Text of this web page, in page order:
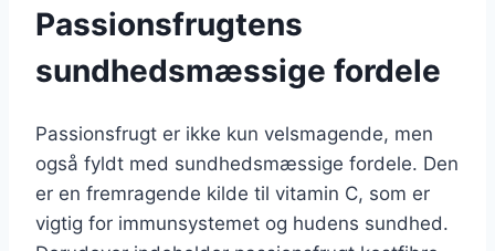
Passionsfrugtens
sundhedsmæssige fordele
Passionsfrugt er ikke kun velsmagende, men
også fyldt med sundhedsmæssige fordele. Den
er en fremragende kilde til vitamin C, som er
vigtig for immunsystemet og hudens sundhed.